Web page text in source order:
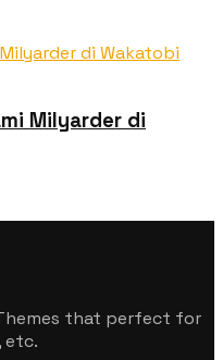
Milyarder di
that perfect for
etc.